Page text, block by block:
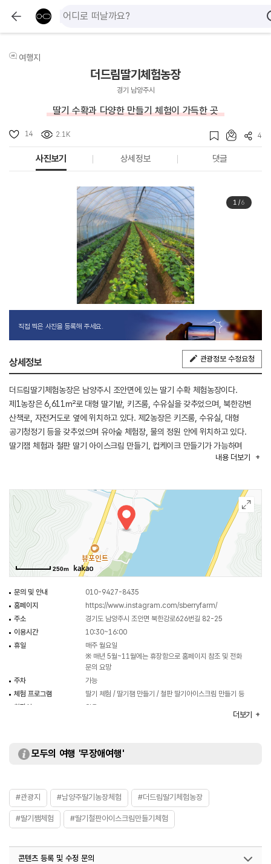
여행지
더드림딸기체험농장
경기 남양주시
딸기 수확과 다양한 만들기 체험이 가득한 곳
14 2.1K 4
사진보기 상세정보 댓글
1/6
직접 찍은 사진을 등록해 주세요.
상세정보 관광정보 수정요청
더드림딸기체험농장은 남양주시 조안면에 있는 딸기 수확 체험농장이다.
제1농장은 6,611㎡로 대형 딸기밭, 키즈룸, 수유실을 갖추었으며, 북한강변
산책로, 자전거도로 옆에 위치하고 있다. 제2농장은 키즈룸, 수유실, 대형
공기청정기 등을 갖추었으며 유아숲 체험장, 물의 정원 안에 위치하고 있다.
딸기잼 체험과 철판 딸기 아이스크림 만들기, 컵케이크 만들기가 가능하며
내용 더보기
250m
문의 및 안내
010-9427-8435
홈페이지
https://www.instagram.com/sberryfarm/
주소
경기도 남양주시 조안면 북한강로626번길 82-25
이용시간
10:30~16:00
휴일
매주 월요일
※ 매년 5월~11월에는 휴장함으로 홈페이지 참조 및 전화
문의 요망
주차
가능
체험 프로그램
딸기 체험 / 딸기잼 만들기 / 철판 딸기아이스크림 만들기 등
화장실
있음
- 딸기 초코퐁듀 만들기 15,000원
더보기
모두의 여행 '무장애여행'
#관광지 #남양주딸기농장체험 #더드림딸기체험농장
#딸기쨈체험 #딸기철판아이스크림만들기체험
콘텐츠 등록 및 수정 문의